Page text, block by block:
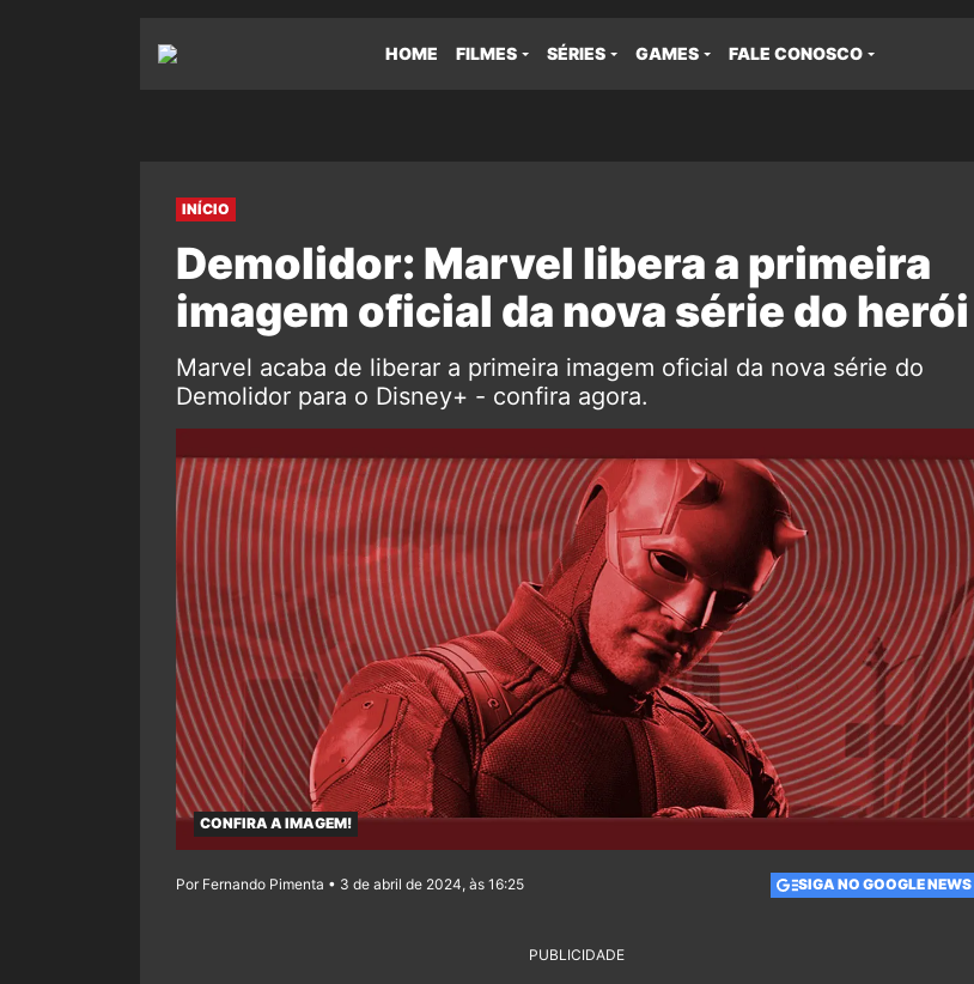
HOME FILMES SÉRIES GAMES FALE CONOSCO
INÍCIO
Demolidor: Marvel libera a primeira
imagem oficial da nova série do herói
Marvel acaba de liberar a primeira imagem oficial da nova série do
Demolidor para o Disney+ - confira agora.
CONFIRA A IMAGEM!
Por Fernando Pimenta • 3 de abril de 2024, às 16:25 SIGA NO GOOGLE NEWS
PUBLICIDADE